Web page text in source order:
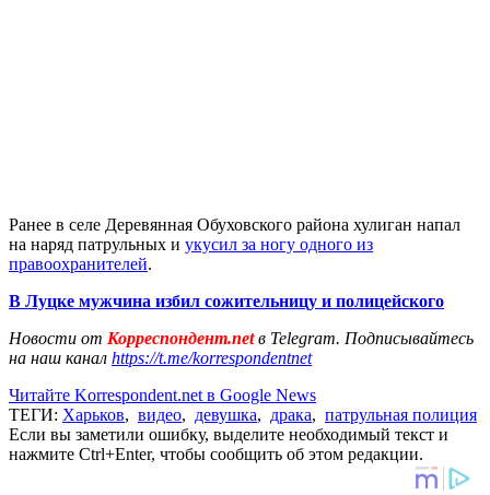
Ранее в селе Деревянная Обуховского района хулиган напал
на наряд патрульных и укусил за ногу одного из
правоохранителей.
В Луцке мужчина избил сожительницу и полицейского
Новости от Корреспондент.netв Telegram. Подписывайтесь
на наш канал https://t.me/korrespondentnet
Читайте Korrespondent.net в Google News
ТЕГИ: Харьков, видео, девушка, драка, патрульная полиция
Если вы заметили ошибку, выделите необходимый текст и
нажмите Ctrl+Enter, чтобы сообщить об этом редакции.